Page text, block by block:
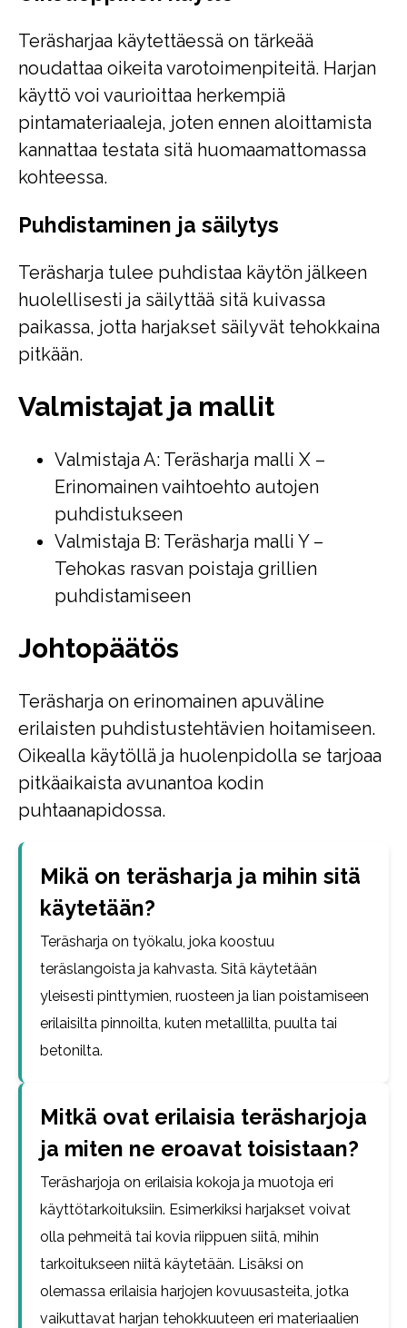
Teräsharjaa käytettäessä on tärkeää
noudattaa oikeita varotoimenpiteitä. Harjan
käyttö voi vaurioittaa herkempiä
pintamateriaaleja, joten ennen aloittamista
kannattaa testata sitä huomaamattomassa
kohteessa.
Puhdistaminen ja säilytys
Teräsharja tulee puhdistaa käytön jälkeen
huolellisesti ja säilyttää sitä kuivassa
paikassa, jotta harjakset säilyvät tehokkaina
pitkään.
Valmistajat ja mallit
Valmistaja A: Teräsharja malli X –
Erinomainen vaihtoehto autojen
puhdistukseen
Valmistaja B: Teräsharja malli Y –
Tehokas rasvan poistaja grillien
puhdistamiseen
Johtopäätös
Teräsharja on erinomainen apuväline
erilaisten puhdistustehtävien hoitamiseen.
Oikealla käytöllä ja huolenpidolla se tarjoaa
pitkäaikaista avunantoa kodin
puhtaanapidossa.
Mikä on teräsharja ja mihin sitä
käytetään?
Teräsharja on työkalu, joka koostuu
teräslangoista ja kahvasta. Sitä käytetään
yleisesti pinttymien, ruosteen ja lian poistamiseen
erilaisilta pinnoilta, kuten metallilta, puulta tai
betonilta.
Mitkä ovat erilaisia teräsharjoja
ja miten ne eroavat toisistaan?
Teräsharjoja on erilaisia kokoja ja muotoja eri
käyttötarkoituksiin. Esimerkiksi harjakset voivat
olla pehmeitä tai kovia riippuen siitä, mihin
tarkoitukseen niitä käytetään. Lisäksi on
olemassa erilaisia harjojen kovuusasteita, jotka
vaikuttavat harjan tehokkuuteen eri materiaalien